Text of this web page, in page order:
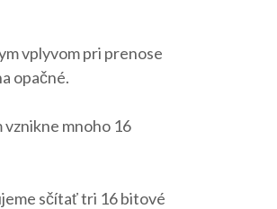
vplyvom pri prenose
opačné.
mnoho 16
sčítať tri 16 bitové